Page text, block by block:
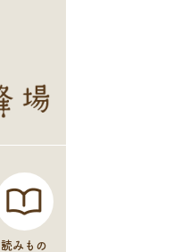
読みもの